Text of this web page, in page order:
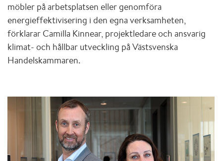
möbler på arbetsplatsen eller genomföra
energieffektivisering i den egna verksamheten,
förklarar Camilla Kinnear, projektledare och ansvarig
klimat- och hållbar utveckling på Västsvenska
Handelskammaren.